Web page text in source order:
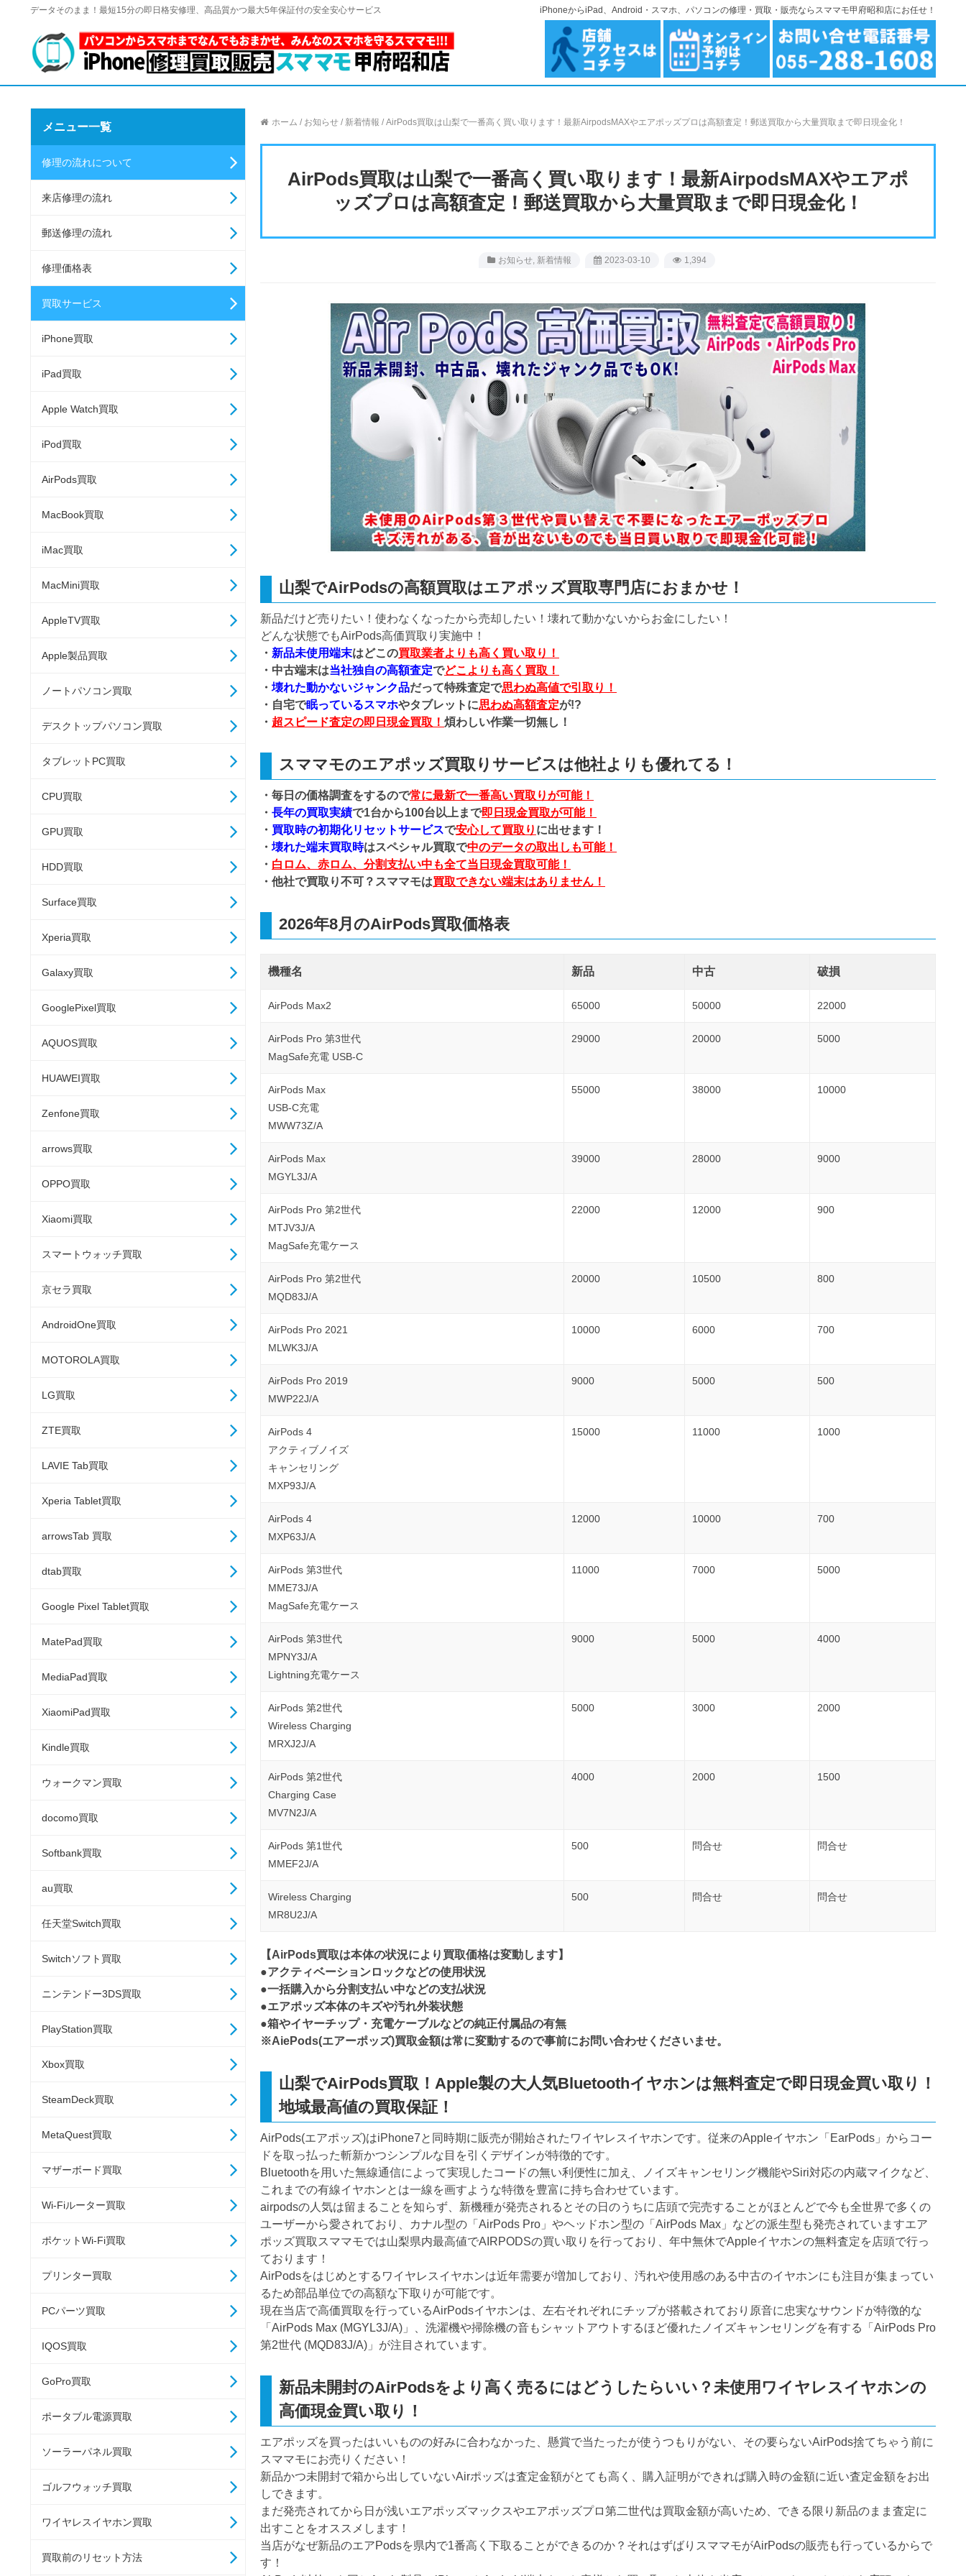
データそのまま！最短15分の即日格安修理、高品質かつ最大5年保証付の安全安心サービス iPhoneからiPad、Android・スマホ、パソコンの修理・買取・販売ならスママモ甲府昭和店にお任せ！
ホーム / お知らせ / 新着情報 / AirPods買取は山梨で一番高く買い取ります！最新AirpodsMAXやエアポッズプロは高額査定！郵送買取から大量買取まで即日現金化！
AirPods買取は山梨で一番高く買い取ります！最新AirpodsMAXやエアポ
ッズプロは高額査定！郵送買取から大量買取まで即日現金化！
お知らせ, 新着情報 2023-03-10 1,394
山梨でAirPodsの高額買取はエアポッズ買取専門店におまかせ！
新品だけど売りたい！使わなくなったから売却したい！壊れて動かないからお金にしたい！
どんな状態でもAirPods高価買取り実施中！
・ 新品未使用端末はどこの買取業者よりも高く買い取り！
・中古端末は当社独自の高額査定でどこよりも高く買取！
・ 壊れた動かないジャンク品だって特殊査定で思わぬ高値で引取り！
・自宅で眠っているスマホやタブレットに思わぬ高額査定が!?
・ 超スピード査定の即日現金買取！ 煩わしい作業一切無し！
スママモのエアポッズ買取りサービスは他社よりも優れてる！
・毎日の価格調査をするので常に最新で一番高い買取りが可能！
・ 長年の買取実績で1台から100台以上まで即日現金買取が可能！
・ 買取時の初期化リセットサービスで安心して買取り に出せます！
・ 壊れた端末買取時はスペシャル買取で中のデータの取出しも可能！
・ 白ロム、赤ロム、分割支払い中も全て当日現金買取可能！
・他社で買取り不可？スママモは買取できない端末はありません！
2026年8月のAirPods買取価格表
機種名 新品 中古 破損
AirPods Max2 65000 50000 22000
AirPods Pro 第3世代
MagSafe充電 USB-C
29000 20000 5000
AirPods Max
USB-C充電
MWW73Z/A
55000 38000 10000
AirPods Max
MGYL3J/A
39000 28000 9000
AirPods Pro 第2世代
MTJV3J/A
MagSafe充電ケース
22000 12000 900
AirPods Pro 第2世代
MQD83J/A
20000 10500 800
AirPods Pro 2021
MLWK3J/A
10000 6000 700
AirPods Pro 2019
MWP22J/A
9000 5000 500
AirPods 4
アクティブノイズ
キャンセリング
MXP93J/A
15000 11000 1000
AirPods 4
MXP63J/A
12000 10000 700
AirPods 第3世代
MME73J/A
MagSafe充電ケース
11000 7000 5000
AirPods 第3世代
MPNY3J/A
Lightning充電ケース
9000 5000 4000
AirPods 第2世代
Wireless Charging
MRXJ2J/A
5000 3000 2000
AirPods 第2世代
Charging Case
MV7N2J/A
4000 2000 1500
AirPods 第1世代
MMEF2J/A
500 問合せ 問合せ
Wireless Charging
MR8U2J/A
500 問合せ 問合せ
【AirPods買取は本体の状況により買取価格は変動します】
●アクティベーションロックなどの使用状況
●一括購入から分割支払い中などの支払状況
●エアポッズ本体のキズや汚れ外装状態
●箱やイヤーチップ・充電ケーブルなどの純正付属品の有無
※AiePods(エアーポッズ)買取金額は常に変動するので事前にお問い合わせくださいませ。
山梨でAirPods買取！Apple製の大人気Bluetoothイヤホンは無料査定で即日現金買い取り！
地域最高値の買取保証！
AirPods(エアポッズ)はiPhone7と同時期に販売が開始されたワイヤレスイヤホンです。従来のAppleイヤホン「EarPods」からコー
ドを取っ払った斬新かつシンプルな目を引くデザインが特徴的です。
Bluetoothを用いた無線通信によって実現したコードの無い利便性に加え、ノイズキャンセリング機能やSiri対応の内蔵マイクなど、
これまでの有線イヤホンとは一線を画すような特徴を豊富に持ち合わせています。
airpodsの人気は留まることを知らず、新機種が発売されるとその日のうちに店頭で完売することがほとんどで今も全世界で多くの
ユーザーから愛されており、カナル型の「AirPods Pro」やヘッドホン型の「AirPods Max」などの派生型も発売されていますエア
ポッズ買取スママモでは山梨県内最高値でAIRPODSの買い取りを行っており、年中無休でAppleイヤホンの無料査定を店頭で行っ
ております！
AirPodsをはじめとするワイヤレスイヤホンは近年需要が増加しており、汚れや使用感のある中古のイヤホンにも注目が集まってい
るため部品単位での高額な下取りが可能です。
現在当店で高価買取を行っているAirPodsイヤホンは、左右それぞれにチップが搭載されており原音に忠実なサウンドが特徴的な
「AirPods Max (MGYL3J/A)」、洗濯機や掃除機の音もシャットアウトするほど優れたノイズキャンセリングを有する「AirPods Pro
第2世代 (MQD83J/A)」が注目されています。
新品未開封のAirPodsをより高く売るにはどうしたらいい？未使用ワイヤレスイヤホンの
高価現金買い取り！
エアポッズを買ったはいいものの好みに合わなかった、懸賞で当たったが使うつもりがない、その要らないAirPods捨てちゃう前に
スママモにお売りください！
新品かつ未開封で箱から出していないAirポッズは査定金額がとても高く、購入証明ができれば購入時の金額に近い査定金額をお出
しできます。
まだ発売されてから日が浅いエアポッズマックスやエアポッズプロ第二世代は買取金額が高いため、できる限り新品のまま査定に
出すことをオススメします！
当店がなぜ新品のエアPodsを県内で1番高く下取ることができるのか？それはずばりスママモがAirPodsの販売も行っているからで
す！
メニュー一覧
修理の流れについて
来店修理の流れ
郵送修理の流れ
修理価格表
買取サービス
iPhone買取
iPad買取
Apple Watch買取
iPod買取
AirPods買取
MacBook買取
iMac買取
MacMini買取
AppleTV買取
Apple製品買取
ノートパソコン買取
デスクトップパソコン買取
タブレットPC買取
CPU買取
GPU買取
HDD買取
Surface買取
Xperia買取
Galaxy買取
GooglePixel買取
AQUOS買取
HUAWEI買取
Zenfone買取
arrows買取
OPPO買取
Xiaomi買取
スマートウォッチ買取
京セラ買取
AndroidOne買取
MOTOROLA買取
LG買取
ZTE買取
LAVIE Tab買取
Xperia Tablet買取
arrowsTab 買取
dtab買取
Google Pixel Tablet買取
MatePad買取
MediaPad買取
XiaomiPad買取
Kindle買取
ウォークマン買取
docomo買取
Softbank買取
au買取
任天堂Switch買取
Switchソフト買取
ニンテンドー3DS買取
PlayStation買取
Xbox買取
SteamDeck買取
MetaQuest買取
マザーボード買取
Wi-Fiルーター買取
ポケットWi-Fi買取
プリンター買取
PCパーツ買取
IQOS買取
GoPro買取
ポータブル電源買取
ソーラーパネル買取
ゴルフウォッチ買取
ワイヤレスイヤホン買取
買取前のリセット方法